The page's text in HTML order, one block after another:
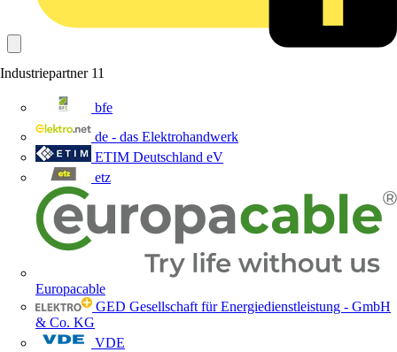
Industriepartner 11
bfe
de - das Elektrohandwerk
ETIM Deutschland eV
etz
Europacable
GED Gesellschaft für Energiedienstleistung - GmbH
& Co. KG
VDE